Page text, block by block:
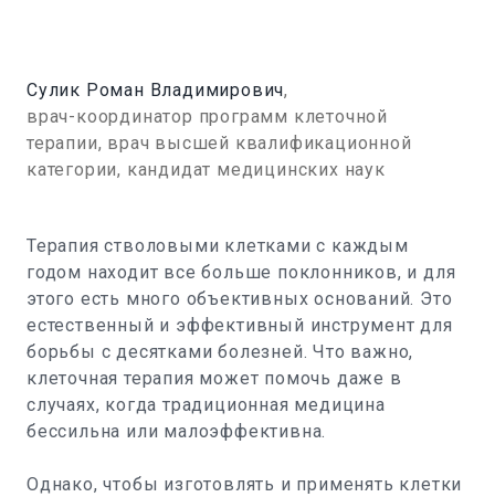
Сулик Роман Владимирович,
врач-координатор программ клеточной
терапии, врач высшей квалификационной
категории, кандидат медицинских наук
Терапия стволовыми клетками с каждым
годом находит все больше поклонников, и для
этого есть много объективных оснований. Это
естественный и эффективный инструмент для
борьбы с десятками болезней. Что важно,
клеточная терапия может помочь даже в
случаях, когда традиционная медицина
бессильна или малоэффективна.
Однако, чтобы изготовлять и применять клетки